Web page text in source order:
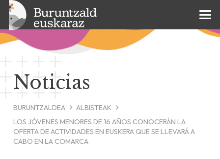
Noticias
BURUNTZALDEA
ALBISTEAK
LOS JÓVENES MENORES DE 16 AÑOS CONOCERÁN LA
OFERTA DE ACTIVIDADES EN EUSKERA QUE SE LLEVARÁ A
CABO EN LA COMARCA